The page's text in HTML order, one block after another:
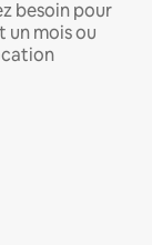
besoin pour
mois ou